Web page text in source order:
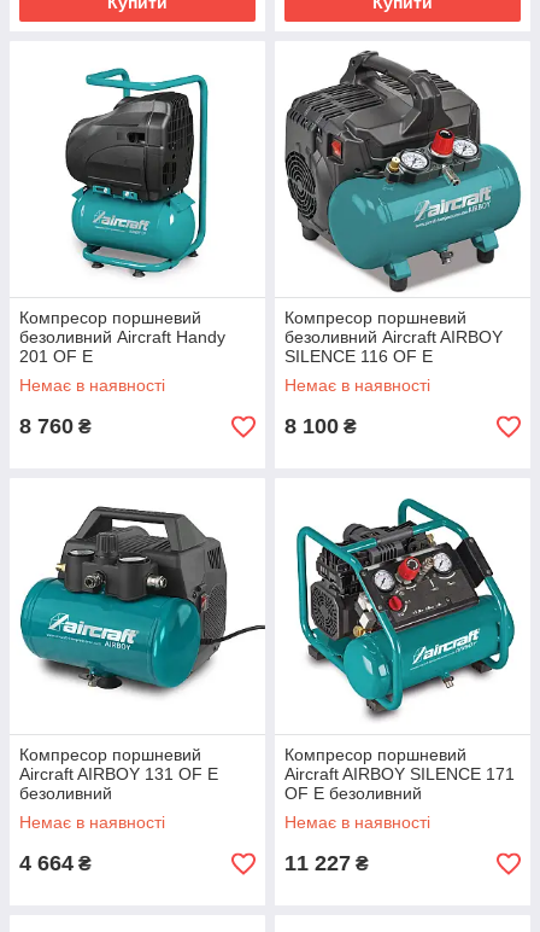
Компресор поршневий
безоливний Aircraft Handy
201 OF E
Немає в наявності
8 760 ₴
Компресор поршневий
безоливний Aircraft AIRBOY
SILENCE 116 OF E
Немає в наявності
8 100 ₴
Компресор поршневий
Aircraft AIRBOY 131 OF E
безоливний
Немає в наявності
4 664 ₴
Компресор поршневий
Aircraft AIRBOY SILENCE 171
OF E безоливний
Немає в наявності
11 227 ₴